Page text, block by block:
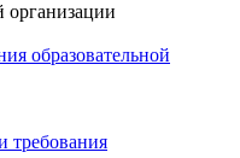
организации
образовательной
требования